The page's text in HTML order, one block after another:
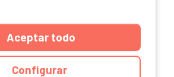
Aceptar todo
Configurar